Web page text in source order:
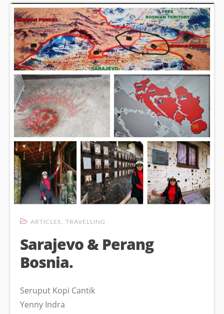
ARTICLES TRAVELLING
Sarajevo & Perang
Bosnia.
Seruput Kopi Cantik
Yenny Indra